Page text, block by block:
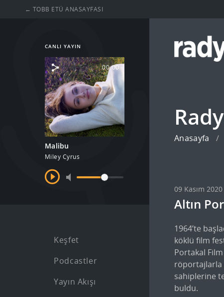
← TOBB ETÜ ANASAYFASI
CANLI YAYIN
00:00
Malibu
Miley Cyrus
Keşfet
Podcastler
Yayın Akışı
Anasayfa
09 Kasım
Altın
1964’te
köklü film
Portakal
röportajlarla
sahiplerine
buldu.